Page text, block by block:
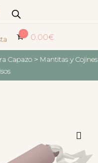
0 0.00€
Capazo > Mantitas y Cojines